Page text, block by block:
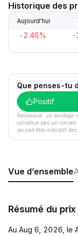
Historique des
Aujourd'hui
-2.46% -
Que penses-tu
Positif
Remarque : ce
constitue pas un
saurait être indicatif des
Vue d’ensemble
Résumé du
Au Aug 6, 2026, le